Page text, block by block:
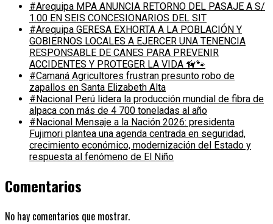
#Arequipa MPA ANUNCIA RETORNO DEL PASAJE A S/
1.00 EN SEIS CONCESIONARIOS DEL SIT
#Arequipa GERESA EXHORTA A LA POBLACIÓN Y
GOBIERNOS LOCALES A EJERCER UNA TENENCIA
RESPONSABLE DE CANES PARA PREVENIR
ACCIDENTES Y PROTEGER LA VIDA 🦮🐾
#Camaná Agricultores frustran presunto robo de
zapallos en Santa Elizabeth Alta
#Nacional Perú lidera la producción mundial de fibra de
alpaca con más de 4 700 toneladas al año
#Nacional Mensaje a la Nación 2026: presidenta
Fujimori plantea una agenda centrada en seguridad,
crecimiento económico, modernización del Estado y
respuesta al fenómeno de El Niño
Comentarios
No hay comentarios que mostrar.